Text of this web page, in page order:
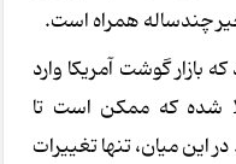
چندساله همراه است.
گوشت آمریکا وارد
شده که ممکن است تا
این میان، تنها تغییرات